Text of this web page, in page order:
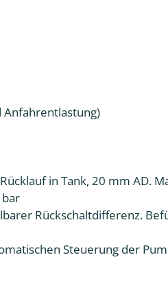
Anfahrentlastung)
in Tank, 20 mm AD.
Rückschaltdifferenz.
Steuerung der